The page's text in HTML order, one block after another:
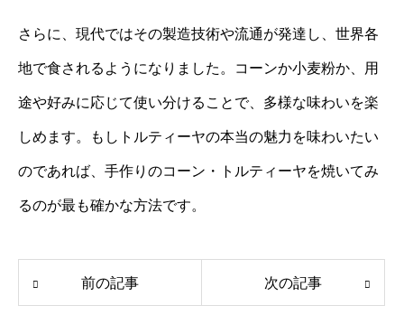
さらに、現代ではその製造技術や流通が発達し、世界各
地で食されるようになりました。コーンか小麦粉か、用
途や好みに応じて使い分けることで、多様な味わいを楽
しめます。もしトルティーヤの本当の魅力を味わいたい
のであれば、手作りのコーン・トルティーヤを焼いてみ
るのが最も確かな方法です。
前の記事 次の記事